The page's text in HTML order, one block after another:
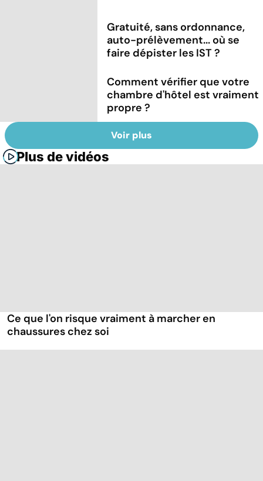
Gratuité, sans ordonnance,
auto-prélèvement... où se
faire dépister les IST ?
Comment vérifier que votre
chambre d'hôtel est vraiment
propre ?
Voir plus
Plus de vidéos
Ce que l'on risque vraiment à marcher en
chaussures chez soi